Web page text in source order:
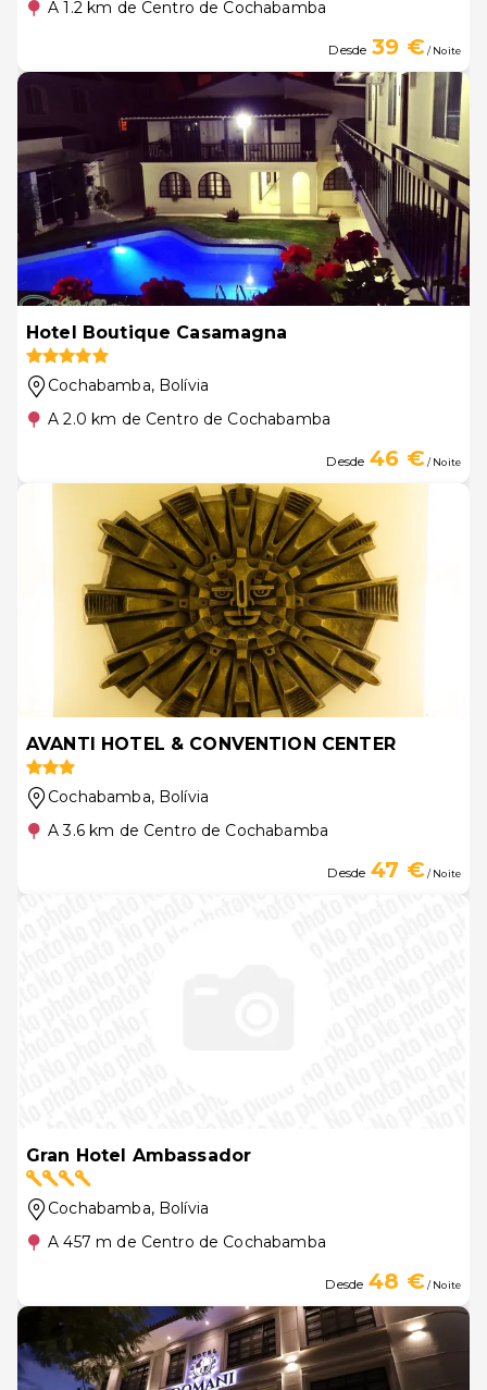
A 1.2 km de Centro de Cochabamba
Desde 39 €/ Noite
Hotel Boutique Casamagna
Cochabamba, Bolívia
A 2.0 km de Centro de Cochabamba
Desde 46 €/ Noite
AVANTI HOTEL & CONVENTION CENTER
Cochabamba, Bolívia
A 3.6 km de Centro de Cochabamba
Desde 47 €/ Noite
Gran Hotel Ambassador
Cochabamba, Bolívia
A 457 m de Centro de Cochabamba
Desde 48 €/ Noite